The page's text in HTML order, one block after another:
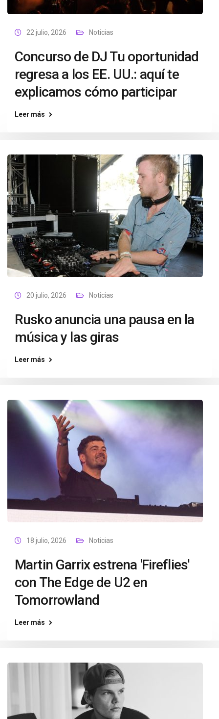
22 julio, 2026 Noticias
Concurso de DJ Tu oportunidad
regresa a los EE. UU.: aquí te
explicamos cómo participar
Leer más
20 julio, 2026 Noticias
Rusko anuncia una pausa en la
música y las giras
Leer más
18 julio, 2026 Noticias
Martin Garrix estrena 'Fireflies'
con The Edge de U2 en
Tomorrowland
Leer más